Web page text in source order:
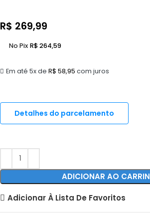
R$ 269,99
Em até 5x de R$ 58,95 com juros
No Pix R$264,59
Detalhes do parcelamento
ADICIONAR AO
Adicionar À Lista De Favoritos